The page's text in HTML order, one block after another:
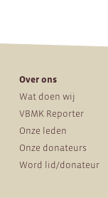
Over ons
Wat doen wij
VBMK Reporter
Onze leden
Onze donateurs
Word lid/donateur